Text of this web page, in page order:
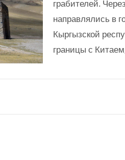
грабителей.
направлялись в
Кыргызской
границы с